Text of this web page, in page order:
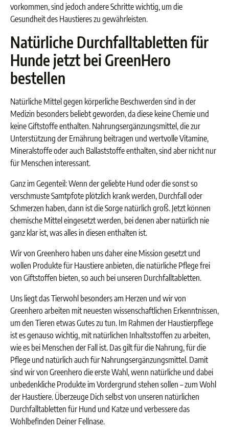
vorkommen, sind jedoch andere Schritte wichtig, um die
Gesundheit des Haustieres zu gewährleisten.
Natürliche Durchfalltabletten für
Hunde jetzt bei GreenHero
bestellen
Natürliche Mittel gegen körperliche Beschwerden sind in der
Medizin besonders beliebt geworden, da diese keine Chemie und
keine Giftstoffe enthalten. Nahrungsergänzungsmittel, die zur
Unterstützung der Ernährung beitragen und wertvolle Vitamine,
Mineralstoffe oder auch Ballaststoffe enthalten, sind aber nicht nur
für Menschen interessant.
Ganz im Gegenteil: Wenn der geliebte Hund oder die sonst so
verschmuste Samtpfote plötzlich krank werden, Durchfall oder
Schmerzen haben, dann ist die Sorge natürlich groß. Jetzt können
chemische Mittel eingesetzt werden, bei denen aber natürlich nie
ganz klar ist, was alles in diesen enthalten ist.
Wir von Greenhero haben uns daher eine Mission gesetzt und
wollen Produkte für Haustiere anbieten, die natürliche Pflege frei
von Giftstoffen bieten, so auch bei unseren Durchfalltabletten.
Uns liegt das Tierwohl besonders am Herzen und wir von
Greenhero arbeiten mit neuesten wissenschaftlichen Erkenntnissen,
um den Tieren etwas Gutes zu tun. Im Rahmen der Haustierpflege
ist es genauso wichtig, mit natürlichen Inhaltsstoffen zu arbeiten,
wie es bei Menschen der Fall ist. Das gilt für die Nahrung, für die
Pflege und natürlich auch für Nahrungsergänzungsmittel. Damit
sind wir von Greenhero die erste Wahl, wenn natürliche und dabei
unbedenkliche Produkte im Vordergrund stehen sollen – zum Wohl
der Haustiere. Überzeuge Dich selbst von unseren natürlichen
Durchfalltabletten für Hund und Katze und verbessere das
Wohlbefinden Deiner Fellnase.